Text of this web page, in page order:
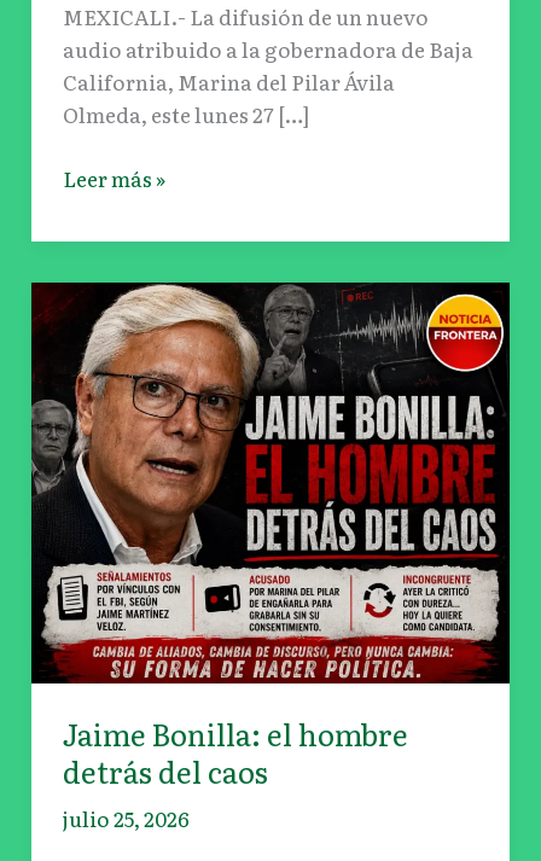
MEXICALI.- La difusión de un nuevo
audio atribuido a la gobernadora de Baja
California, Marina del Pilar Ávila
Olmeda, este lunes 27 […]
Leer más »
Jaime Bonilla: el hombre
detrás del caos
julio 25, 2026
Jaime
Bonilla:
el
hombre
detrás
del
caos